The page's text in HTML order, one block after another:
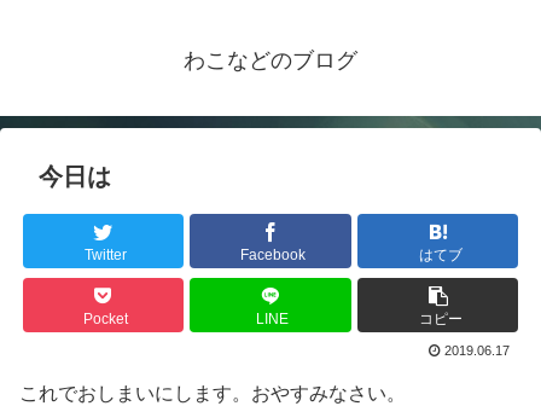
わこなどのブログ
今日は
Twitter Facebook はてブ
Pocket LINE コピー
2019.06.17
これでおしまいにします。おやすみなさい。